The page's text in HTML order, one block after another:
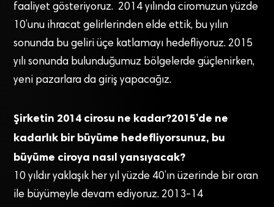
faaliyet gösteriyoruz. 2014 yılında ciromuzun yüzde
10’unu ihracat gelirlerinden elde ettik, bu yılın
sonunda bu geliri üçe katlamayı hedefliyoruz. 2015
yılı sonunda bulunduğumuz bölgelerde güçlenirken,
yeni pazarlara da giriş yapacağız.
Şirketin 2014 cirosu ne kadar?2015’de ne
kadarlık bir büyüme hedefliyorsunuz, bu
büyüme ciroya nasıl yansıyacak?
10 yıldır yaklaşık her yıl yüzde 40’ın üzerinde bir oran
ile büyümeyle devam ediyoruz. 2013-14